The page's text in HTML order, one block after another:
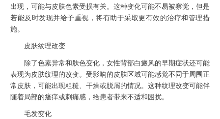
出现，可能与皮肤色素受损有关。这种变化可能不易被察觉，但是
若能及时发现并给予重视，将有助于采取更有效的治疗和管理措
施。
皮肤纹理改变
除了色素异常和肤色变化，女性背部白癜风的早期症状还可能
表现为皮肤纹理的改变。受影响的皮肤区域可能感觉不同于周围正
常皮肤，可能出现粗糙、干燥或脱屑的情况。这种纹理改变可能伴
随着局部的瘙痒或刺痛感，给患者带来不适和困扰。
毛发变化